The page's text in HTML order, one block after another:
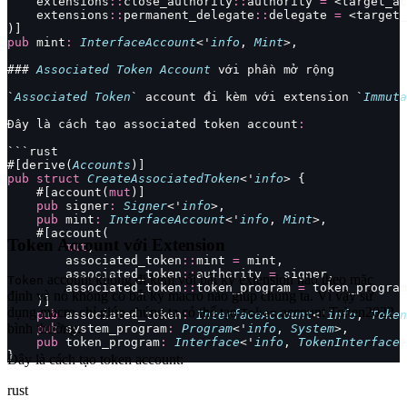
    extensions
:: permanent_delegate :: delegate =
)]
pub mint : InterfaceAccount<' info , Mint>,
### Associated Token Account với phần mở rộng
` Associated Token ` account đi kèm với extension `
Đây là cách tạo associated token account :
```rust
#[derive( Accounts )]
pub struct CreateAssociatedToken<' info> {
    #[account(
mut )]
    pub
signer : Signer<' info>,
    pub
mint : InterfaceAccount<' info , Mint>,
    #[account(
        mut
,
        associated_token
:: mint = mint,
        associated_token
:: authority = signer,
        associated_token
::token_program =
    )]
    pub
associated_token: InterfaceAccount<' info,
    pub
system_program : Program<' info , System>,
    pub
token_program : Interface<' info , TokenInterface
}
Token Account với Extension
Token account không đi kèm với bất kỳ extension nào theo mặc
định và nó không có bất kỳ macro nào giúp chúng ta. Vì vậy sử
dụng macro chỉ giúp chúng ta có thể tạoTokenaccount Token2022
bình thường.
Đây là cách tạo token account:
rust